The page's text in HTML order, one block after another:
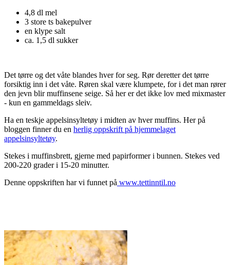
4,8 dl mel
3 store ts bakepulver
en klype salt
ca. 1,5 dl sukker
Det tørre og det våte blandes hver for seg. Rør deretter det tørre
forsiktig inn i det våte. Røren skal være klumpete, for i det man rører
den jevn blir muffinsene seige. Så her er det ikke lov med mixmaster
- kun en gammeldags sleiv.
Ha en teskje appelsinsyltetøy i midten av hver muffins. Her på
bloggen finner du en herlig oppskrift på hjemmelaget
appelsinsyltetøy.
Stekes i muffinsbrett, gjerne med papirformer i bunnen. Stekes ved
200-220 grader i 15-20 minutter.
Denne oppskriften har vi funnet på www.tettinntil.no